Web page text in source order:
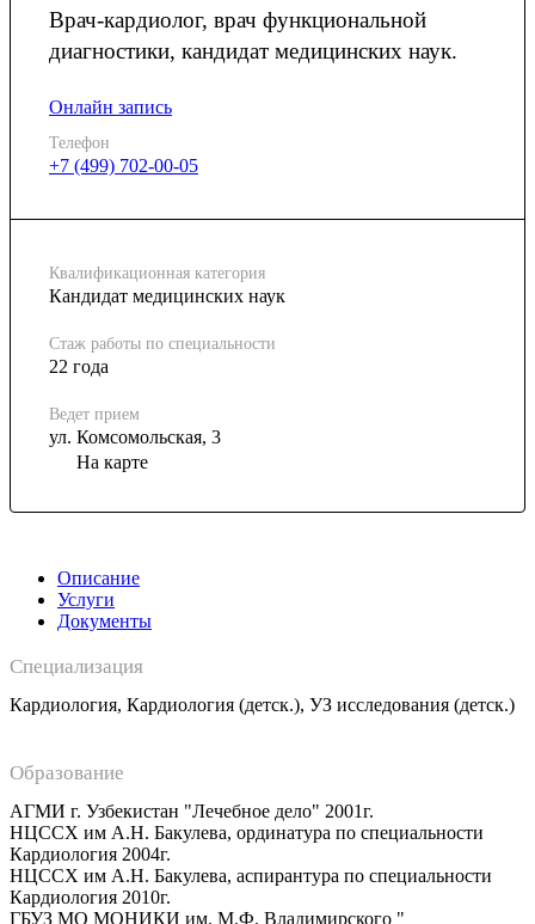
Врач-кардиолог, врач функциональной
диагностики, кандидат медицинских наук.
Онлайн запись
Телефон
+7 (499) 702-00-05
Квалификационная категория
Кандидат медицинских наук
Стаж работы по специальности
22 года
Ведет прием
ул. Комсомольская, 3
На карте
Описание
Услуги
Документы
Специализация
Кардиология, Кардиология (детск.), УЗ исследования (детск.)
Образование
АГМИ г. Узбекистан "Лечебное дело" 2001г.
НЦССХ им А.Н. Бакулева, ординатура по специальности
Кардиология 2004г.
НЦССХ им А.Н. Бакулева, аспирантура по специальности
Кардиология 2010г.
ГБУЗ МО МОНИКИ им. М.Ф. Владимирского "